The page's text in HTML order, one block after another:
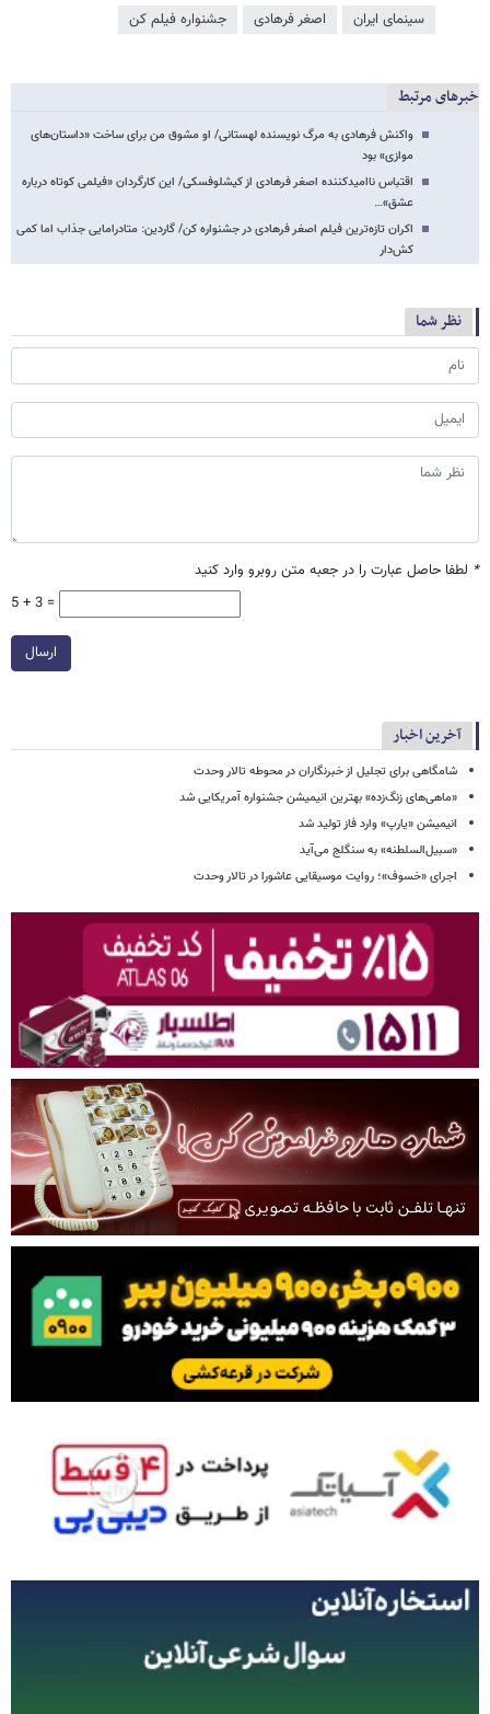
سینمای ایران اصغر فرهادی جشنواره فیلم کن
خبرهای مرتبط
واکنش فرهادی به مرگ نویسنده لهستانی/ او مشوق من برای ساخت «داستان‌های
موازی» بود
اقتباس ناامیدکننده اصغر فرهادی از کیشلوفسکی/ این کارگردان «فیلمی کوتاه درباره
عشق»…
اکران تازه‌ترین فیلم اصغر فرهادی در جشنواره کن/ گاردین: متادرامایی جذاب اما کمی
کش‌دار
نظر شما
* لطفا حاصل عبارت را در جعبه متن روبرو وارد کنید
5 + 3 =
ارسال
آخرین اخبار
شامگاهی برای تجلیل از خبرنگاران در محوطه تالار وحدت
«ماهی‌های زنگ‌زده» بهترین انیمیشن جشنواره آمریکایی شد
انیمیشن «یارپ» وارد فاز تولید شد
«سبیل‌السلطنه» به سنگلج می‌آید
اجرای «خسوف»؛ روایت موسیقایی عاشورا در تالار وحدت